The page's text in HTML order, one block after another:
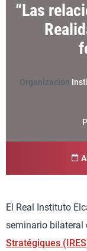
“Las
Organización
El Real Instituto
seminario bilateral
Stratégiques